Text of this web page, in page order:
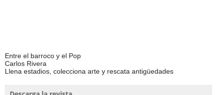
Entre el barroco y el Pop
Carlos Rivera
Llena estadios, colecciona arte y rescata antigüedades